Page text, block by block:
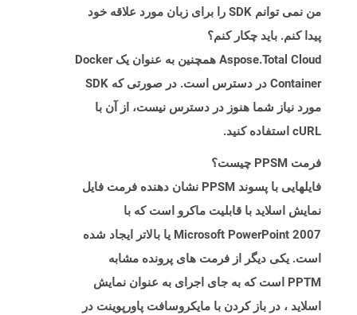
من نمی توانم SDK را برای زبان مورد علاقه خود
پیدا کنم. باید چکار کنم؟
Aspose.Total Cloud همچنین به عنوان یک Docker
Container در دسترس است. در صورتی که SDK
مورد نیاز شما هنوز در دسترس نیست، از آن با
cURL استفاده کنید.
فرمت PPSM چیست؟
فایلهایی با پسوند PPSM نشان دهنده فرمت فایل
نمایش اسلاید با قابلیت ماکرو است که با
Microsoft PowerPoint 2007 یا بالاتر ایجاد شده
است. یکی دیگر از فرمت های پرونده مشابه
PPTM است که به جای اجرای به عنوان نمایش
اسلاید ، در باز کردن با مایکروسافت پاورپوینت در